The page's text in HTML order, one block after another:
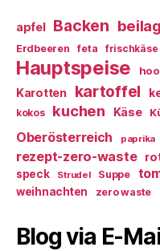
apfel Backen
Erdbeeren feta frischkäse
Hauptspeise
Karotten kartoffel
kokos kuchen Käse
Oberösterreich paprika
rezept-zero-waste
speck Strudel Suppe
weihnachten zero waste
Blog via E-